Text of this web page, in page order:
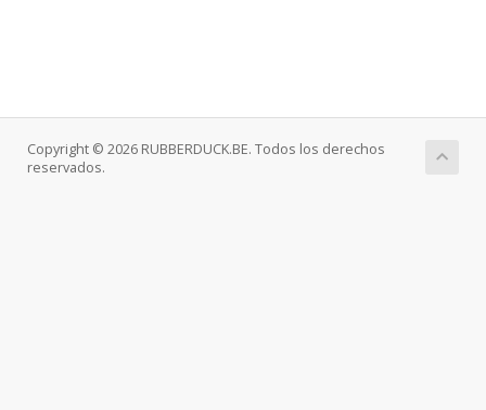
Copyright © 2026 RUBBERDUCK.BE. Todos los derechos
reservados.